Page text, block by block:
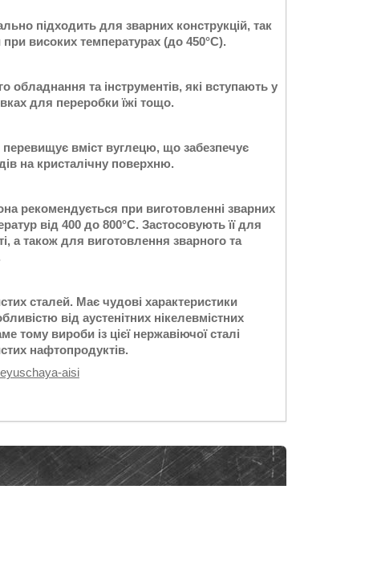
підходить для зварних конструкцій, так
при високих температурах (до 450°С).
обладнання та інструментів, які вступають у
для переробки їжі тощо.
перевищує вміст вуглецю, що забезпечує
на кристалічну поверхню.
рекомендується при виготовленні зварних
від 400 до 800°С. Застосовують її для
а також для виготовлення зварного та
сталей. Має чудові характеристики
від аустенітних нікелевмістних
тому вироби із цієї нержавіючої сталі
нафтопродуктів.
aisi